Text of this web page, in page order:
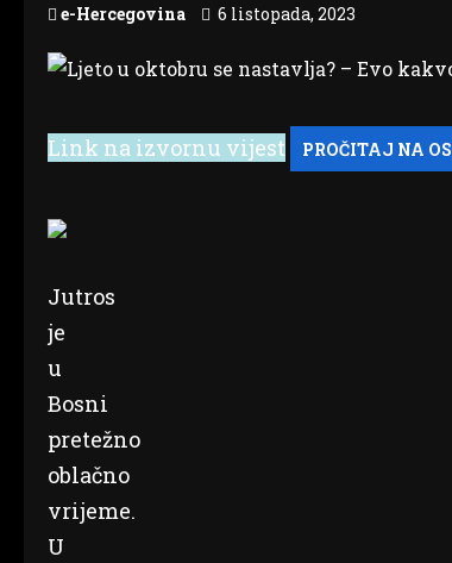
e-Hercegovina 6 listopada, 2023
Link na izvornu vijest
Jutros
je
u
Bosni
pretežno
oblačno
vrijeme.
U